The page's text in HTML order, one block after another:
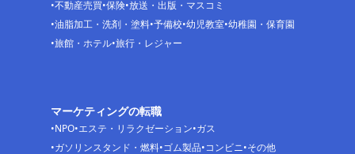
不動産売買 保険 放送・出版・マスコミ
油脂加工・洗剤・塗料 予備校 幼児教室 幼稚園・保育園
旅館・ホテル 旅行・レジャー
マーケティングの転職
NPO エステ・リラクゼーション ガス
ガソリンスタンド・燃料 ゴム製品 コンビニ その他